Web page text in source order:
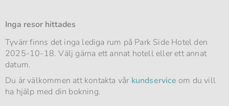
Inga resor hittades
Tyvärr finns det inga lediga rum på Park Side Hotel den
2025-10-18. Välj gärna ett annat hotell eller ett annat
datum.
Du är välkommen att kontakta vår kundservice om du vill
ha hjälp med din bokning.